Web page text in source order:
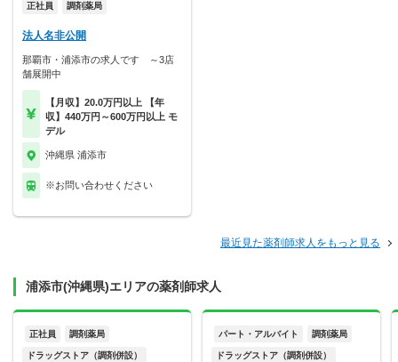
正社員 調剤薬局
法人名非公開
那覇市・浦添市の求人です ～3店
舗展開中
【月収】20.0万円以上 【年
収】440万円～600万円以上 モ
デル
沖縄県 浦添市
※お問い合わせください
最近見た薬剤師求人をもっと見る
浦添市(沖縄県)エリアの薬剤師求人
正社員 調剤薬局
ドラッグストア（調剤併設）
パート・アルバイト 調剤薬局
ドラッグストア（調剤併設）